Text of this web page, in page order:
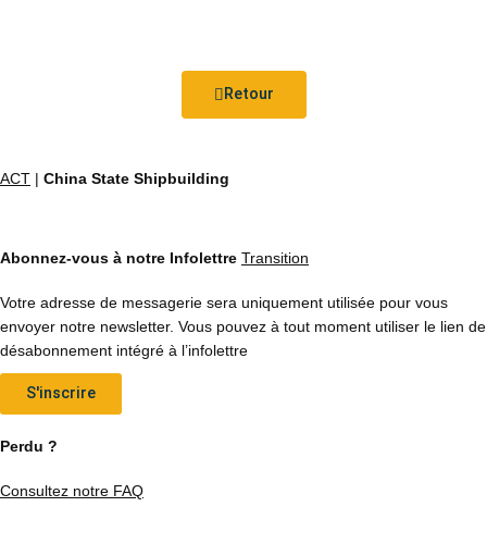
Retour
ACT | China State Shipbuilding
Abonnez-vous à notre Infolettre Transition
Votre adresse de messagerie sera uniquement utilisée pour vous
envoyer notre newsletter. Vous pouvez à tout moment utiliser le lien de
désabonnement intégré à l’infolettre
S'inscrire
Perdu ?
Consultez notre FAQ